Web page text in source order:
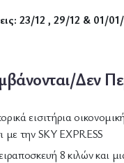
23/12 , 29/12 & 01/
Δεν
εισιτήρια
με την SKY EXPRESS
8 κιλών και